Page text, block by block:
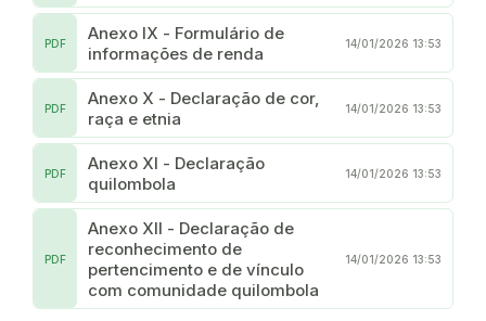
Anexo IX - Formulário de
informações de renda
PDF 14/01/2026 13:53
Anexo X - Declaração de cor,
raça e etnia
PDF 14/01/2026 13:53
Anexo XI - Declaração
quilombola
PDF 14/01/2026 13:53
Anexo XII - Declaração de
reconhecimento de
pertencimento e de vínculo
com comunidade quilombola
PDF 14/01/2026 13:53